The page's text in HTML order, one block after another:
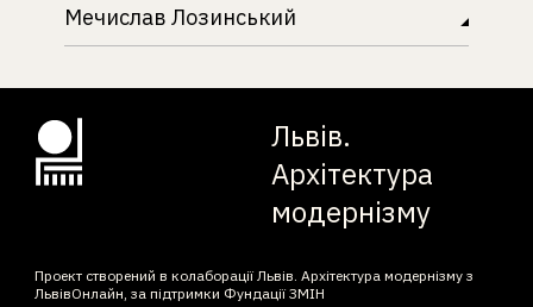
Мечислав Лозинський
Львів.
Архітектура
модернізму
Проект створений в колаборації Львів. Архітектура модернізму з
ЛьвівОнлайн, за підтримки Фундації ЗМІН